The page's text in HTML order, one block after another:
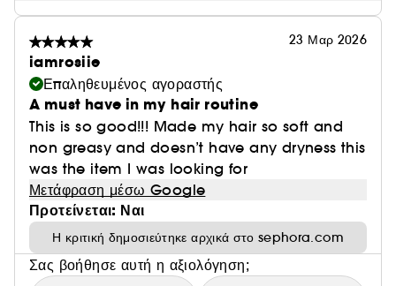
23 Μαρ 2026
iamrosiie
Επαληθευμένος αγοραστής
A must have in my hair routine
This is so good!!! Made my hair so soft and
non greasy and doesn’t have any dryness this
was the item I was looking for
Μετάφραση μέσω Google
Προτείνεται: Ναι
Η κριτική δημοσιεύτηκε αρχικά στο sephora.com
Σας βοήθησε αυτή η αξιολόγηση;